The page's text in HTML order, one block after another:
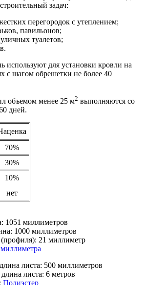
задач:
перегородок с утеплением;
павильонов;
туалетов;
используют для установки кровли на
с шагом обрешетки не более 40
объемом менее 25 м2 выполняются со
дней.
70%
30%
10%
нет
1051 миллиметров
1000 миллиметров
21 миллиметр
листа: 500 миллиметров
листа: 6 метров
Полиэстер